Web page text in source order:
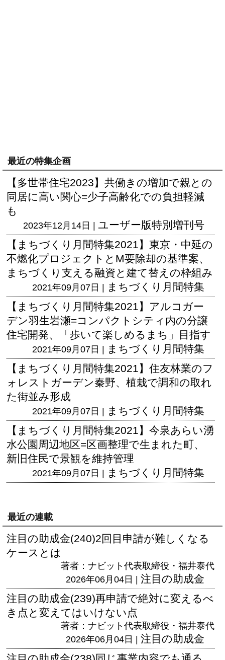
最近の特集企画
【多世帯住宅2023】共働きの増加で親との
同居に高い関心=少子高齢化での負担軽減
も
2023年12月14日 | ユーザー版特別増刊号
【まちづくり月間特集2021】東京・中延の
不燃化プロジェクトとM要除却の基準案、
まちづくり支える融資と建て替えの枠組み
2021年09月07日 | まちづくり月間特集
【まちづくり月間特集2021】アルコガー
デン羽生岩瀬=コンパクトシティ内の分譲
住宅開発、「歩いて楽しめるまち」目指す
2021年09月07日 | まちづくり月間特集
【まちづくり月間特集2021】住友林業のフ
ォレストガーデン秦野、植栽で調和の取れ
た街並み形成
2021年09月07日 | まちづくり月間特集
【まちづくり月間特集2021】今泉あらい湧
水公園周辺地区=区画整理で生まれた町、
新旧住民で景観を維持管理
2021年09月07日 | まちづくり月間特集
最近の連載
注目の助成金(240)2回目申請が難しくなる
ケースとは
著者：ナビット代表取締役・福井泰代
2026年06月04日 | 注目の助成金
注目の助成金(239)再申請で絶対に変えるべ
き点と変えてはいけない点
著者：ナビット代表取締役・福井泰代
2026年06月04日 | 注目の助成金